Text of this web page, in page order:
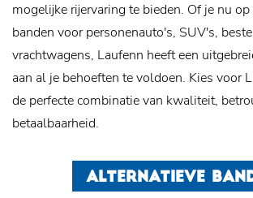
mogelijke rijervaring te bieden. Of je nu
banden voor personenauto's, SUV's,
vrachtwagens, Laufenn heeft een
aan al je behoeften te voldoen. Kies voor
de perfecte combinatie van kwaliteit,
betaalbaarheid.
ALTERNATIEVE